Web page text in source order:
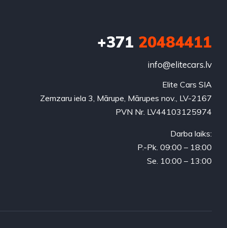
+371 20484411
info@elitecars.lv
Elite Cars SIA
Zemzaru iela 3, Mārupe, Mārupes nov., LV-2167
PVN Nr. LV44103125974
Darba laiks:
P.-Pk. 09:00 – 18:00
Se. 10:00 – 13:00